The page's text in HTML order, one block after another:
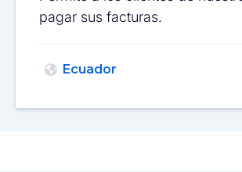
pagar sus facturas.
Ecuador